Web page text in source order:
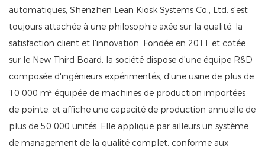
automatiques, Shenzhen Lean Kiosk Systems Co., Ltd. s'est
toujours attachée à une philosophie axée sur la qualité, la
satisfaction client et l'innovation. Fondée en 2011 et cotée
sur le New Third Board, la société dispose d'une équipe R&D
composée d'ingénieurs expérimentés, d'une usine de plus de
10 000 m² équipée de machines de production importées
de pointe, et affiche une capacité de production annuelle de
plus de 50 000 unités. Elle applique par ailleurs un système
de management de la qualité complet, conforme aux